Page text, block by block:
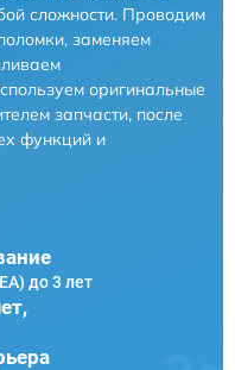
сложности. Проводим
заменяем
оригинальные
запчасти, после
функций и
до 3 лет